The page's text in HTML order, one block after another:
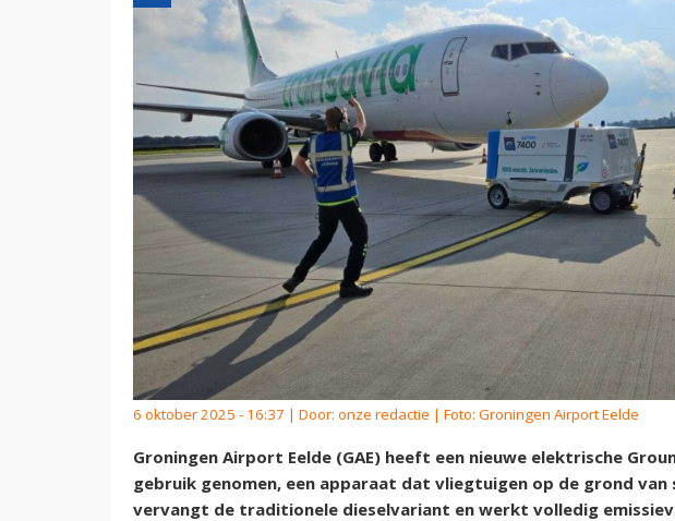
6 oktober 2025 - 16:37 | Door: onze redactie | Foto: Groningen Airport Eelde
Groningen Airport Eelde (GAE) heeft een nieuwe elektrische
gebruik genomen, een apparaat dat vliegtuigen op de grond van
vervangt de traditionele dieselvariant en werkt volledig